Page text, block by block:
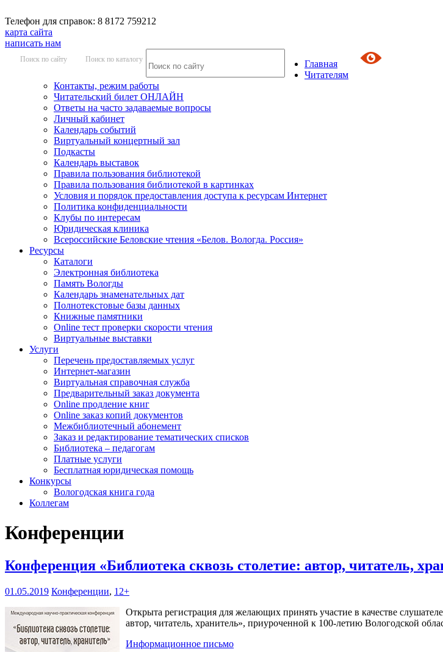
Телефон для справок: 8 8172 759212
карта сайта
написать нам
Поиск по сайту Поиск по каталогу
Главная
Читателям
Контакты, режим работы
Читательский билет ОНЛАЙН
Ответы на часто задаваемые вопросы
Личный кабинет
Календарь событий
Виртуальный концертный зал
Подкасты
Календарь выставок
Правила пользования библиотекой
Правила пользования библиотекой в картинках
Условия и порядок предоставления доступа к ресурсам Интернет
Политика конфиденциальности
Клубы по интересам
Юридическая клиника
Всероссийские Беловские чтения «Белов. Вологда. Россия»
Ресурсы
Каталоги
Электронная библиотека
Память Вологды
Календарь знаменательных дат
Полнотекстовые базы данных
Книжные памятники
Online тест проверки скорости чтения
Виртуальные выставки
Услуги
Перечень предоставляемых услуг
Интернет-магазин
Виртуальная справочная служба
Предварительный заказ документа
Online продление книг
Online заказ копий документов
Межбиблиотечный абонемент
Заказ и редактирование тематических списков
Библиотека – педагогам
Платные услуги
Бесплатная юридическая помощь
Конкурсы
Вологодская книга года
Коллегам
Конференции
Конференция «Библиотека сквозь столетие: автор, читатель,
01.05.2019 Конференции, 12+
Открыта регистрация для желающих принять участие в качестве
автор, читатель, хранитель», приуроченной к 100-летию Вологодской
Информационное письмо